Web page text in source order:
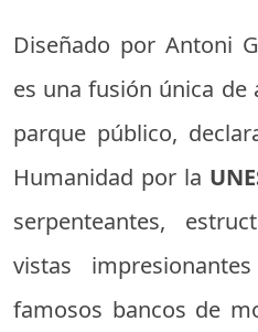
Diseñado por Antoni
es una fusión única de
parque público,
Humanidad por la
serpenteantes,
vistas
famosos bancos de